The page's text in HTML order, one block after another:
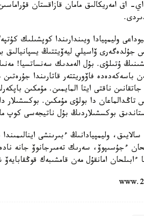
اق امەريكالىق مامان قازاقستان
وليمپيادا ويىندارىندا كوپشىلىك
جۇلدەگەرى ۆاسيلي ليەۆيتتىڭ
ۇتىلۋى. بۇل الەمدىك سەنساتسيا!
باسەكەدەدە فاۆوريتتەر قاتارىندا
جاتقانىن ناقتى ايتا المايمىن. مۇمكىن
تاڭدالماعان دا بولۋى مۇمكىن. بوكسشىلار
بوكسشىلاردىڭ بۇل ناتيجەسى
وليمپيادانىڭ ءبىرىنشى
ءابىلحان امانقۇل مەن قامشىبەك